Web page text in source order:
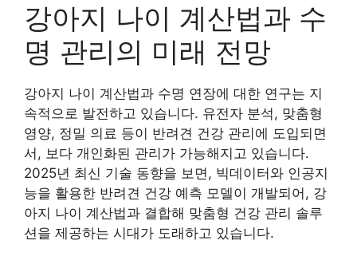
강아지 나이 계산법과 수
명 관리의 미래 전망
강아지 나이 계산법과 수명 연장에 대한 연구는 지
속적으로 발전하고 있습니다. 유전자 분석, 맞춤형
영양, 정밀 의료 등이 반려견 건강 관리에 도입되면
서, 보다 개인화된 관리가 가능해지고 있습니다.
2025년 최신 기술 동향을 보면, 빅데이터와 인공지
능을 활용한 반려견 건강 예측 모델이 개발되어, 강
아지 나이 계산법과 결합해 맞춤형 건강 관리 솔루
션을 제공하는 시대가 도래하고 있습니다.